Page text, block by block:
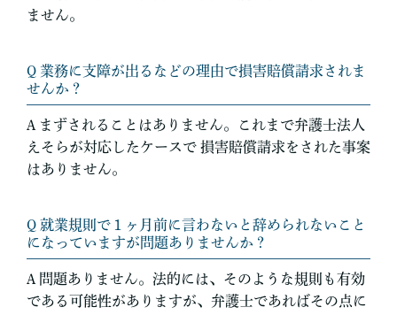
ません。
Q 業務に支障が出るなどの理由で損害賠償請求されま
せんか？
A まずされることはありません。これまで弁護士法人
えそらが対応したケースで 損害賠償請求をされた事案
はありません。
Q 就業規則で１ヶ月前に言わないと辞められないこと
になっていますが問題ありませんか？
A 問題ありません。法的には、そのような規則も有効
である可能性がありますが、弁護士であればその点に